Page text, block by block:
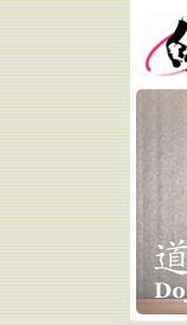
合